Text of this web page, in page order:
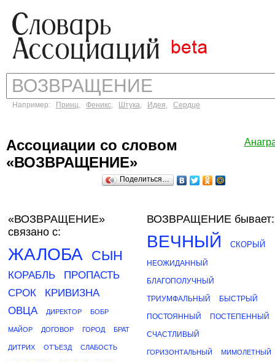
Например: Принц, Феникс, Штука, Идея, Сердце
Ассоциации со словом
«ВОЗВРАЩЕНИЕ»
Поделиться…
«ВОЗВРАЩЕНИЕ»
связано с:
ЖАЛОБА СЫН
КОРАБЛЬ
ПРОПАСТЬ
СРОК
КРИВИЗНА
ОВЦА
ДИРЕКТОР БОБР
МАЙОР ДОГОВОР ГОРОД БРАТ
ДИТРИХ ОТЪЕЗД СЛАБОСТЬ
ВОЗВРАЩЕНИЕ бывает:
ВЕЧНЫЙ СКОРЫЙ
НЕОЖИДАННЫЙ
БЛАГОПОЛУЧНЫЙ
ТРИУМФАЛЬНЫЙ БЫСТРЫЙ
ПОСТОЯННЫЙ ПОСТЕПЕННЫЙ
СЧАСТЛИВЫЙ
ГОРИЗОНТАЛЬНЫЙ МИМОЛЕТНЫЙ